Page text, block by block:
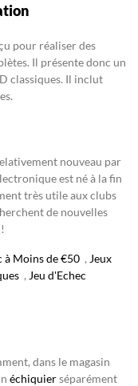
pour réaliser des
Il présente donc un
classiques. Il inclut
nouveau par
est né à la fin
très utile aux clubs
de nouvelles
à Moins de €50 , Jeux
, Jeu d'Echec
dans le magasin
échiquierséparément